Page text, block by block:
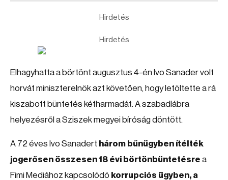
Hirdetés
Hirdetés
Elhagyhatta a börtönt augusztus 4-én Ivo Sanader volt
horvát miniszterelnök azt követően, hogy letöltette a rá
kiszabott büntetés kétharmadát. A szabadlábra
helyezésről a Sziszek megyei bíróság döntött.
A 72 éves Ivo Sanadert három bűnügyben ítélték
jogerősen összesen 18 évi börtönbüntetésre a
Fimi Mediához kapcsolódó korrupciós ügyben, a